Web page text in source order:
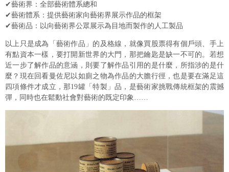
✔藝術界：全部藝術體系總和
✔藝術體系：提供藝術家向藝術界展示作品的框架
✔藝術品：以向藝術界公眾展示為目地而製作的人工製品
以上只是成為「藝術作品」的及格線，就像買股票得有個戶頭、手上
有點資本一樣，要打開新世界的大門，那把鑰匙是缺一不可的。若想
近一步了解作品的意涵，則要了解作品引用的是什麼，所指涉的是什
麼？現在回看曼佐尼以如廁之物為作品的大膽行徑，也是要在滿足這
四項條件才成立，那19罐「特製」品，是藝術家挑戰傳統框架的震撼
彈，同時也在鬆動社會對藝術的既定印象……